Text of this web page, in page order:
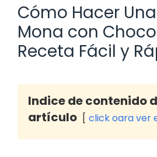
Cómo Hacer
Mona con
Receta Fácil y
Indice de contenido
artículo
click oara ver